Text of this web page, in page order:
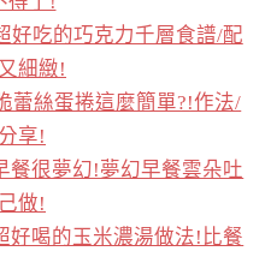
好吃的巧克力千層食譜/配
細緻!
蕾絲蛋捲這麼簡單?!作法/
享!
餐很夢幻!夢幻早餐雲朵吐
做!
好喝的玉米濃湯做法!比餐